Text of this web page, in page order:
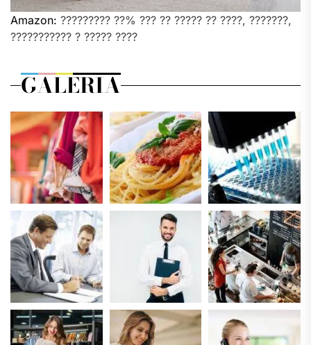
Amazon: ????????? ??% ??? ?? ????? ?? ????, ???????,
??????????? ? ????? ????
GALERIA